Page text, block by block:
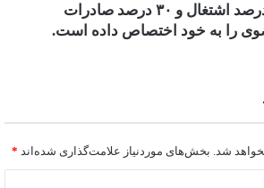
اشتغال و ۳۰ درصد صادرات
را به خود اختصاص داده است.
شد. بخش‌های موردنیاز علامت‌گذاری شده‌اند *